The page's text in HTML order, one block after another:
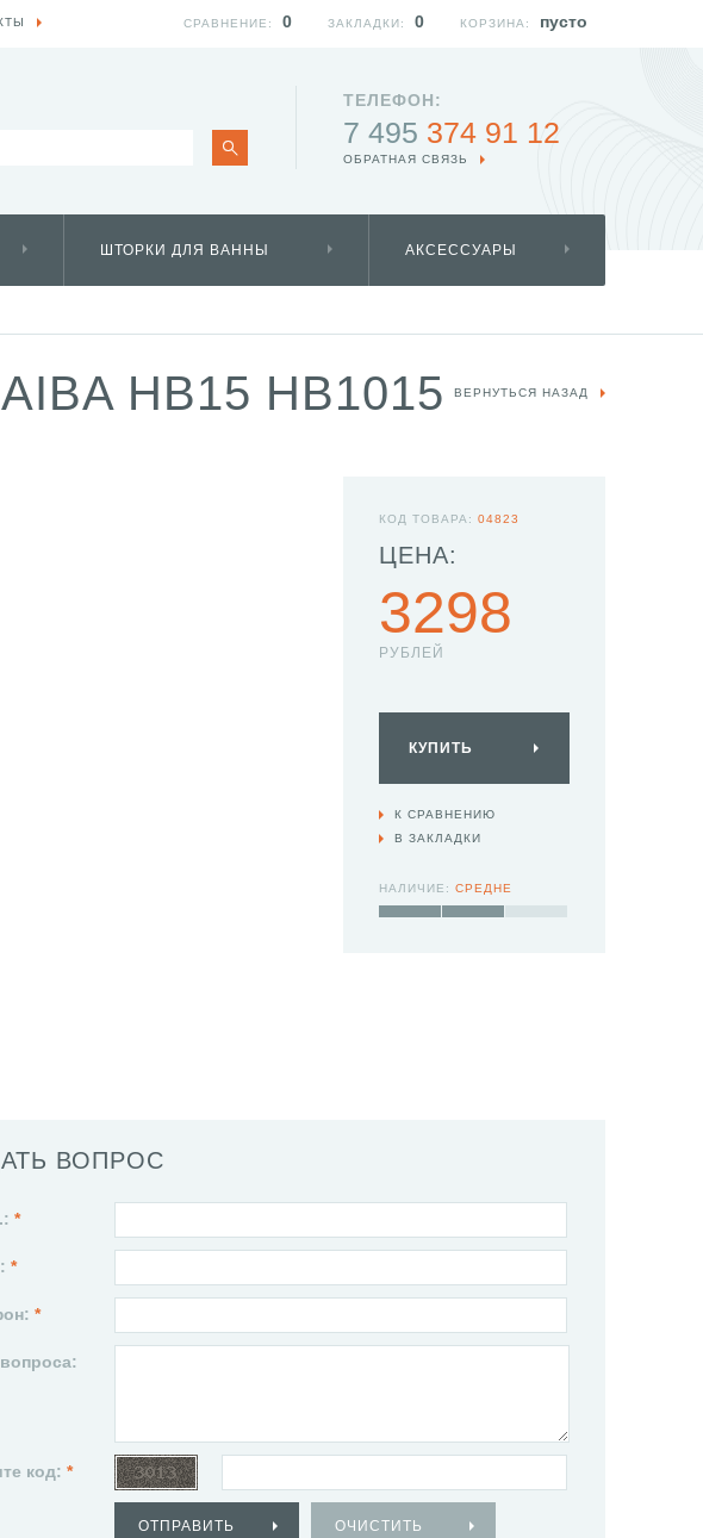
ТЕЛЕФОН:
7 495 374 91 12
ОБРАТНАЯ СВЯЗЬ
ШТОРКИ ДЛЯ ВАННЫ АКСЕССУАРЫ
ВЕРНУТЬСЯ НАЗАД
HB15 HB1015
КОД ТОВАРА: 04823
ЦЕНА:
3298
РУБЛЕЙ
КУПИТЬ
К СРАВНЕНИЮ
В ЗАКЛАДКИ
НАЛИЧИЕ: СРЕДНЕ
ВОПРОС
*
*
*
код: *
ОТПРАВИТЬ ОЧИСТИТЬ
КОРЗИНА: пусто
ЗАКЛАДКИ: 0
СРАВНЕНИЕ: 0